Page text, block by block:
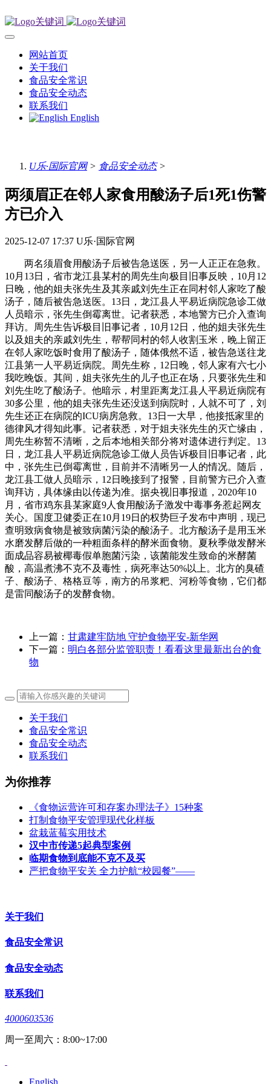
网站首页
关于我们
食品安全常识
食品安全动态
联系我们
English
U乐·国际官网> 食品安全动态>
两须眉正在邻人家食用酸汤子后1死1伤警
方已介入
2025-12-07 17:37 U乐·国际官网
两名须眉食用酸汤子后被告急送医，另一人正正在急救。
10月13日，省市龙江县某村的周先生向极目旧事反映，10月12
日晚，他的姐夫张先生及其亲戚刘先生正在同村邻人家吃了酸
汤子，随后被告急送医。13日，龙江县人平易近病院急诊工做
人员暗示，张先生倒霉离世。记者获悉，本地警方已介入查询
拜访。周先生告诉极目旧事记者，10月12日，他的姐夫张先生
以及姐夫的亲戚刘先生，帮帮同村的邻人收割玉米，晚上留正
在邻人家吃饭时食用了酸汤子，随体俄然不适，被告急送往龙
江县第一人平易近病院。周先生称，12日晚，邻人家有六七小
我吃晚饭。其间，姐夫张先生的儿子也正在场，只要张先生和
刘先生吃了酸汤子。他暗示，村里距离龙江县人平易近病院有
30多公里，他的姐夫张先生还没送到病院时，人就不可了，刘
先生还正在病院的ICU病房急救。13日一大早，他接抵家里的
德律风才得知此事。记者获悉，对于姐夫张先生的灭亡缘由，
周先生称暂不清晰，之后本地相关部分将对遗体进行判定。13
日，龙江县人平易近病院急诊工做人员告诉极目旧事记者，此
中，张先生已倒霉离世，目前并不清晰另一人的情况。随后，
龙江县工做人员暗示，12日晚接到了报警，目前警方已介入查
询拜访，具体缘由以传递为准。据央视旧事报道，2020年10
月，省市鸡东县某家庭9人食用酸汤子激发中毒事务惹起网友
关心。国度卫健委正在10月19日的权势巨子发布中声明，现已
查明致病食物是被致病菌污染的酸汤子。北方酸汤子是用玉米
水磨发酵后做的一种粗面条样的酵米面食物。夏秋季做发酵米
面成品容易被椰毒假单胞菌污染，该菌能发生致命的米酵菌
酸，高温煮沸不克不及毒性，病死率达50%以上。北方的臭碴
子、酸汤子、格格豆等，南方的吊浆粑、河粉等食物，它们都
是雷同酸汤子的发酵食物。
上一篇： 甘肃建牢防地 守护食物平安-新华网
下一篇： 明白各部分监管职责！看看这里最新出台的食
物
关于我们
食品安全常识
食品安全动态
联系我们
为你推荐
《食物运营许可和存案办理法子》15种案
打制食物平安管理现代化样板
盆栽蓝莓实用技术
汉中市传递5起典型案例
临期食物到底能不克不及买
严把食物平安关 全力护航“校园餐”——
关于我们
食品安全常识
食品安全动态
联系我们
4000603536
周一至周六：8:00~17:00